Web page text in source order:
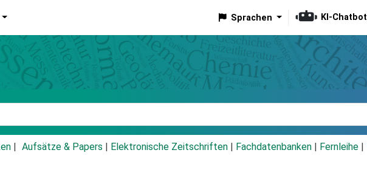
Sprachen KI-Chatbot
Aufsätze & Papers Elektronische Zeitschriften Fachdatenbanken Fernleihe